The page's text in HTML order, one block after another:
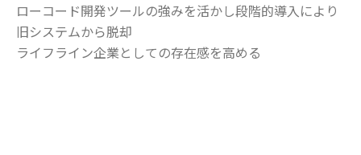
ローコード開発ツールの強みを活かし段階的導入により
旧システムから脱却
ライフライン企業としての存在感を高める